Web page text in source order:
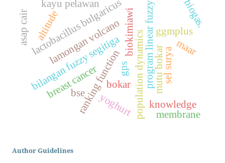
population dynamics
biokimiawi
mutu bokar
program linear fuzzy
bilangan fuzzy segitiga
ranking function
lactobacillus bulgaricus
kayu pelawan
yoghurt knowledge
breast cancer bokar
asap cair
membrane
sel surya
ggmplus
maar
lamongan volcano
bse
gps
biogas.
altitude
Author Guidelines